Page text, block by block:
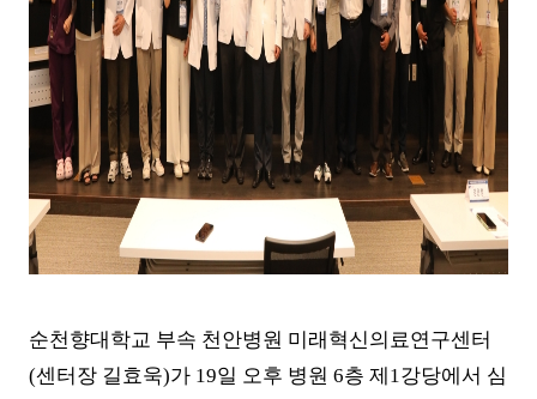
순천향대학교 부속 천안병원 미래혁신의료연구센터
(센터장 길효욱)가 19일 오후 병원 6층 제 1강당에서 심